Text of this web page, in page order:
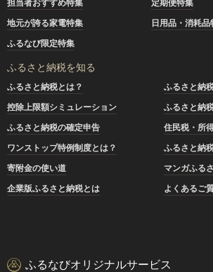
担当者おすすめ特集
定期便特集
地元が誇る家電特集
日用品・消耗品
ふるなび限定特集
ふるさと納税を知る
ふるさと納税とは？
ふるさと納
控除上限額シミュレーション
ふるさと納
ふるさと納税の確定申告
住民税・所
ワンストップ特例制度とは？
ふるさと納
寄附金の使い道
マンガふる
企業版ふるさと納税とは
よくあるご
ふるなびオリジナルサービス